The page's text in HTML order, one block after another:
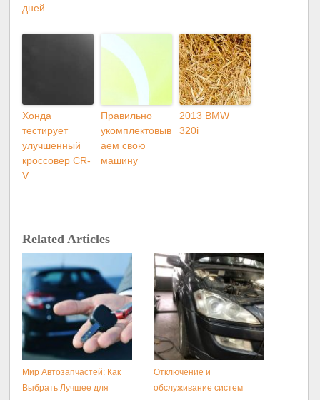
дней
Хонда
тестирует
улучшенный
кроссовер CR-
V
Правильно
укомплектовыв
аем свою
машину
2013 BMW
320i
Related Articles
Мир Автозапчастей: Как
Выбрать Лучшее для
Отключение и
обслуживание систем